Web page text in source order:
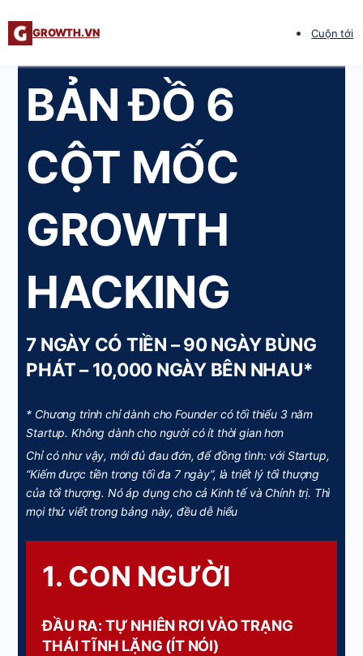
GROWTH.VN Cuộn tới
BẢN ĐỒ 6
CỘT MỐC
GROWTH
HACKING
7 NGÀY CÓ TIỀN – 90 NGÀY BÙNG
PHÁT – 10,000 NGÀY BÊN NHAU*
* Chương trình chỉ dành cho Founder có tối thiểu 3 năm
Startup. Không dành cho người có ít thời gian hơn
Chỉ có như vậy, mới đủ đau đớn, để đồng tình: với Startup,
“Kiếm được tiền trong tối đa 7 ngày”, là triết lý tối thượng
của tối thượng. Nó áp dụng cho cả Kinh tế và Chính trị. Thì
mọi thứ viết trong bảng này, đều dễ hiểu
1. CON NGƯỜI
ĐẦU RA: TỰ NHIÊN RƠI VÀO TRẠNG
THÁI TĨNH LẶNG (ÍT NÓI)